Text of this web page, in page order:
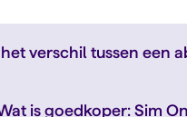
verschil tussen een
is goedkoper: Sim